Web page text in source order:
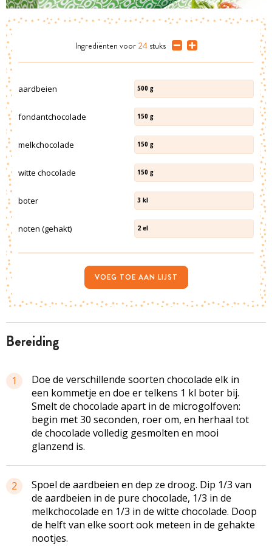
bereiding
1
Doe de verschillende soorten chocolade elk in
een kommetje en doe er telkens 1 kl boter bij.
Smelt de chocolade apart in de microgolfoven:
begin met 30 seconden, roer om, en herhaal tot
de chocolade volledig gesmolten en mooi
glanzend is.
2
Spoel de aardbeien en dep ze droog. Dip 1/3 van
de aardbeien in de pure chocolade, 1/3 in de
melkchocolade en 1/3 in de witte chocolade. Doop
de helft van elke soort ook meteen in de gehakte
nootjes.
Ingrediënten voor 24 stuks
aardbeien 500 g
fondantchocolade 150 g
melkchocolade 150 g
witte chocolade 150 g
boter 3 kl
noten (gehakt) 2 el
VOEG TOE AAN LIJST